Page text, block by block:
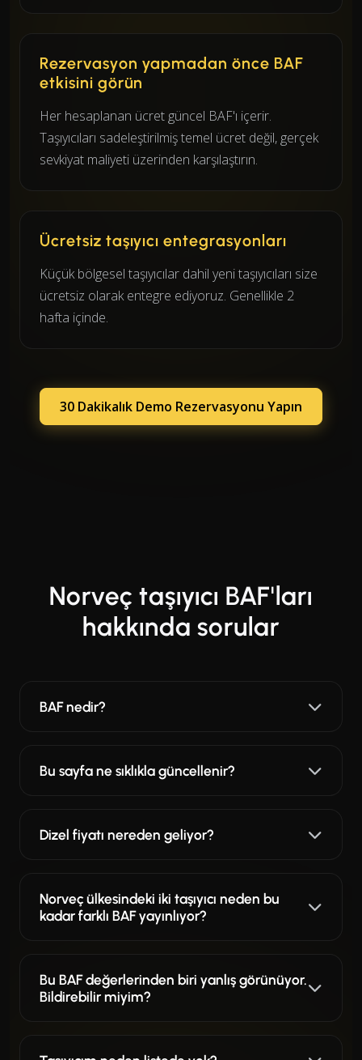
Rezervasyon yapmadan önce BAF
etkisini görün
Her hesaplanan ücret güncel BAF'ı içerir.
Taşıyıcıları sadeleştirilmiş temel ücret değil, gerçek
sevkiyat maliyeti üzerinden karşılaştırın.
Ücretsiz taşıyıcı entegrasyonları
Küçük bölgesel taşıyıcılar dahil yeni taşıyıcıları size
ücretsiz olarak entegre ediyoruz. Genellikle 2
hafta içinde.
30 Dakikalık Demo Rezervasyonu Yapın
Norveç taşıyıcı BAF'ları
hakkında sorular
BAF nedir?
Bu sayfa ne sıklıkla güncellenir?
Dizel fiyatı nereden geliyor?
Norveç ülkesindeki iki taşıyıcı neden bu
kadar farklı BAF yayınlıyor?
Bu BAF değerlerinden biri yanlış görünüyor.
Bildirebilir miyim?